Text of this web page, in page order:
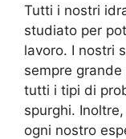
Tutti i nostri
studiato per
lavoro. I nostri
sempre
tutti i tipi di
spurghi.
ogni nostro